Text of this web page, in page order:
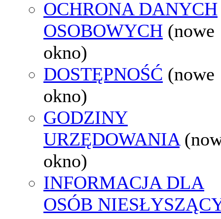
OCHRONA DANYCH
OSOBOWYCH (nowe
okno)
DOSTĘPNOŚĆ (nowe
okno)
GODZINY
URZĘDOWANIA
okno)
INFORMACJA DLA
OSÓB